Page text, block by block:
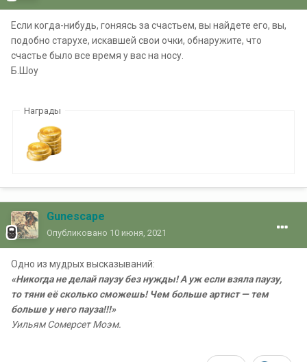
Если когда-нибудь, гоняясь за счастьем, вы найдете его, вы,
подобно старухе, искавшей свои очки, обнаружите, что
счастье было все время у вас на носу.
Б.Шоу
Награды
Gunescape
Опубликовано 10 июня, 2021
Одно из мудрых высказываний:
«Никогда не делай паузу без нужды! А уж если взяла паузу,
то тяни её сколько сможешь! Чем больше артист — тем
больше у него пауза!!!»
Уильям Сомерсет Моэм.